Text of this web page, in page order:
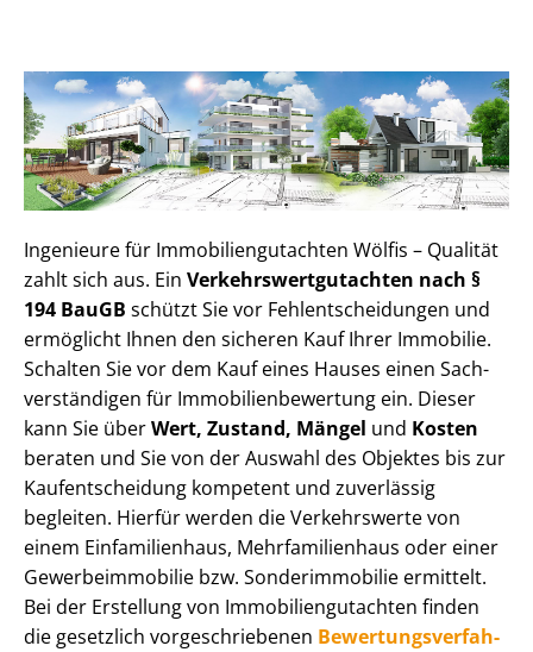
Ingenieure für Im­mo­bi­li­en­gut­ach­ten Wölfis – Qualität
zahlt sich aus. Ein Ver­kehrs­wert­gut­ach­ten nach §
194 BauGB schützt Sie vor Fehl­ent­schei­dun­gen und
ermöglicht Ihnen den sicheren Kauf Ihrer Immobilie.
Schalten Sie vor dem Kauf eines Hauses einen Sach­
ver­stän­di­gen für Im­mo­bi­li­en­be­wer­tung ein. Dieser
kann Sie überWert, Zustand, Mängel und Kosten
beraten und Sie von der Auswahl des Objektes bis zur
Kauf­ent­schei­dung kompetent und zuverlässig
begleiten. Hierfür werden die Verkehrswerte von
einem Einfamilienhaus, Mehr­fa­mi­li­en­haus oder einer
Ge­wer­be­im­mo­bi­lie bzw. Sonderimmobilie ermittelt.
Bei der Erstellung von Im­mo­bi­li­en­gut­ach­ten finden
die gesetzlich vor­ge­schrie­be­nen Be­wer­tungs­ver­fah­